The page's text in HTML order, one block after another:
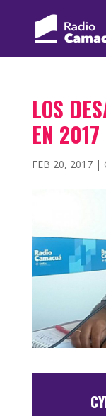
LOS
EN 2017
FEB 20, 2017|